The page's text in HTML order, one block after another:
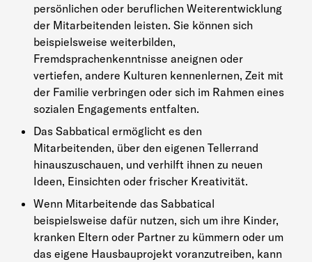
persönlichen oder beruflichen Weiterentwicklung
der Mitarbeitenden leisten. Sie können sich
beispielsweise weiterbilden,
Fremdsprachenkenntnisse aneignen oder
vertiefen, andere Kulturen kennenlernen, Zeit mit
der Familie verbringen oder sich im Rahmen eines
sozialen Engagements entfalten.
Das Sabbatical ermöglicht es den
Mitarbeitenden, über den eigenen Tellerrand
hinauszuschauen, und verhilft ihnen zu neuen
Ideen, Einsichten oder frischer Kreativität.
Wenn Mitarbeitende das Sabbatical
beispielsweise dafür nutzen, sich um ihre Kinder,
kranken Eltern oder Partner zu kümmern oder um
das eigene Hausbauprojekt voranzutreiben, kann